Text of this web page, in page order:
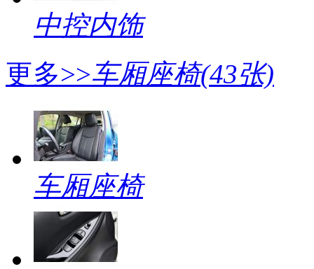
中控内饰
更多>>车厢座椅(43张)
车厢座椅